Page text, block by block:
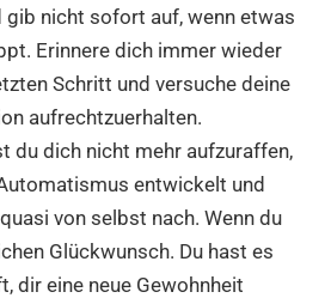
gib nicht sofort auf, wenn etwas
Erinnere dich immer wieder
Schritt und versuche deine
aufrechtzuerhalten.
du dich nicht mehr aufzuraffen,
entwickelt und
von selbst nach. Wenn du
Glückwunsch. Du hast es
dir eine neue Gewohnheit